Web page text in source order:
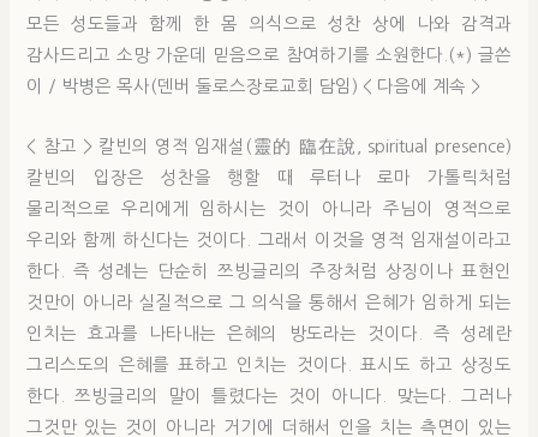
모든 성도들과 함께 한 몸 의식으로 성찬 상에 나와 감격과
감사드리고 소망 가운데 믿음으로 참여하기를 소원한다.(*) 글쓴
이 / 박병은 목사(덴버 둘로스장로교회 담임) < 다음에 계속 >
< 참고 > 칼빈의 영적 임재설(靈的 臨在說, spiritual presence)
칼빈의 입장은 성찬을 행할 때 루터나 로마 가톨릭처럼
물리적으로 우리에게 임하시는 것이 아니라 주님이 영적으로
우리와 함께 하신다는 것이다. 그래서 이것을 영적 임재설이라고
한다. 즉 성례는 단순히 쯔빙글리의 주장처럼 상징이나 표현인
것만이 아니라 실질적으로 그 의식을 통해서 은혜가 임하게 되는
인치는 효과를 나타내는 은혜의 방도라는 것이다. 즉 성례란
그리스도의 은혜를 표하고 인치는 것이다. 표시도 하고 상징도
한다. 쯔빙글리의 말이 틀렸다는 것이 아니다. 맞는다. 그러나
그것만 있는 것이 아니라 거기에 더해서 인을 치는 측면이 있는